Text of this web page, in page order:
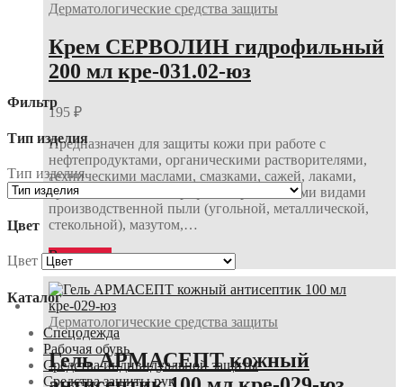
Дерматологические средства защиты
Крем СЕРВОЛИН гидрофильный
200 мл кре-031.02-юз
195 ₽
Предназначен для защиты кожи при работе с
нефтепродуктами, органическими растворителями,
техническими маслами, смазками, сажей, лаками,
красками, смолами, графитом, различными видами
производственной пыли (угольной, металлической,
стекольной), мазутом,…
В корзину
Дерматологические средства защиты
Гель АРМАСЕПТ кожный
Фильтр
Тип изделия
Тип изделия
Цвет
Цвет
Каталог
Спецодежда
Рабочая обувь
Средства индивидуальной защиты
Средства защиты рук